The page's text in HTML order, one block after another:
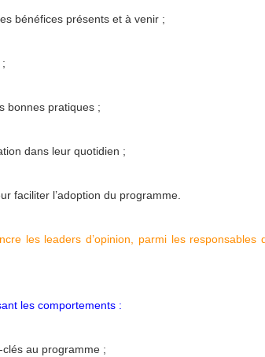
bénéfices présents et à venir ;
bonnes pratiques ;
dans leur quotidien ;
faciliter l’adoption du programme.
les leaders d’opinion, parmi les responsables
les comportements :
au programme ;